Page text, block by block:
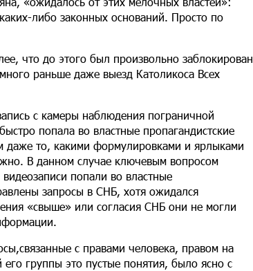
либо законных оснований. Просто по
что до этого был произвольно заблокирован
раньше даже выезд Католикоса Всех
с камеры наблюдения пограничной
попала во властные пропагандистские
даже то, какими формулировками и ярлыками
В данном случае ключевым вопросом
попали во властные
запросы в СНБ, хотя ожидался
«свыше» или согласия СНБ они не могли
с правами человека, правом на
группы это пустые понятия, было ясно с